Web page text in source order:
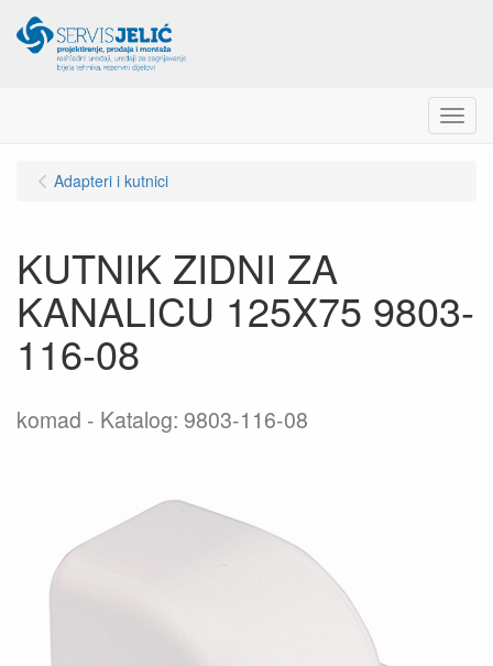
Menu
Adapteri i kutnici
KUTNIK ZIDNI ZA
KANALICU 125X75 9803-
116-08
komad Katalog: 9803-116-08